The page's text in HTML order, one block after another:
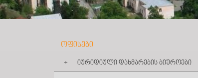
ოფისები
იურიდიული დახმარების ბიუროები